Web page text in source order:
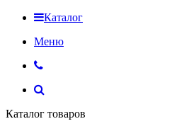
Каталог
Меню
Каталог товаров